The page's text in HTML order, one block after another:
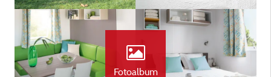
Fotoalbum